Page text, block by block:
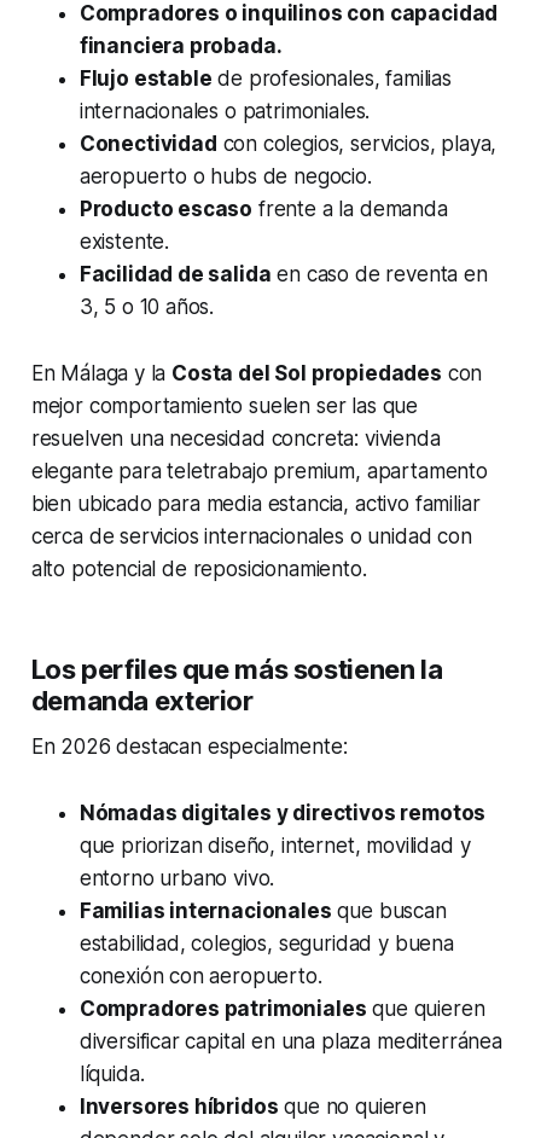
Compradores o inquilinos con capacidad
financiera probada.
Flujo estable de profesionales, familias
internacionales o patrimoniales.
Conectividad con colegios, servicios, playa,
aeropuerto o hubs de negocio.
Producto escaso frente a la demanda
existente.
Facilidad de salida en caso de reventa en
3, 5 o 10 años.
En Málaga y la Costa del Sol propiedades con
mejor comportamiento suelen ser las que
resuelven una necesidad concreta: vivienda
elegante para teletrabajo premium, apartamento
bien ubicado para media estancia, activo familiar
cerca de servicios internacionales o unidad con
alto potencial de reposicionamiento.
Los perfiles que más sostienen la
demanda exterior
En 2026 destacan especialmente:
Nómadas digitales y directivos remotos
que priorizan diseño, internet, movilidad y
entorno urbano vivo.
Familias internacionales que buscan
estabilidad, colegios, seguridad y buena
conexión con aeropuerto.
Compradores patrimoniales que quieren
diversificar capital en una plaza mediterránea
líquida.
Inversores híbridos que no quieren